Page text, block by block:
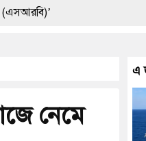
নেমে
এ